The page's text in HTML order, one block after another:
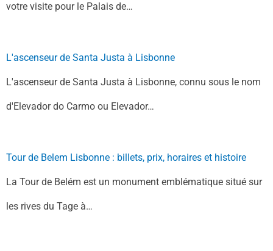
votre visite pour le Palais de…
L'ascenseur de Santa Justa à Lisbonne
L'ascenseur de Santa Justa à Lisbonne, connu sous le nom
d'Elevador do Carmo ou Elevador…
Tour de Belem Lisbonne : billets, prix, horaires et histoire
La Tour de Belém est un monument emblématique situé sur
les rives du Tage à…